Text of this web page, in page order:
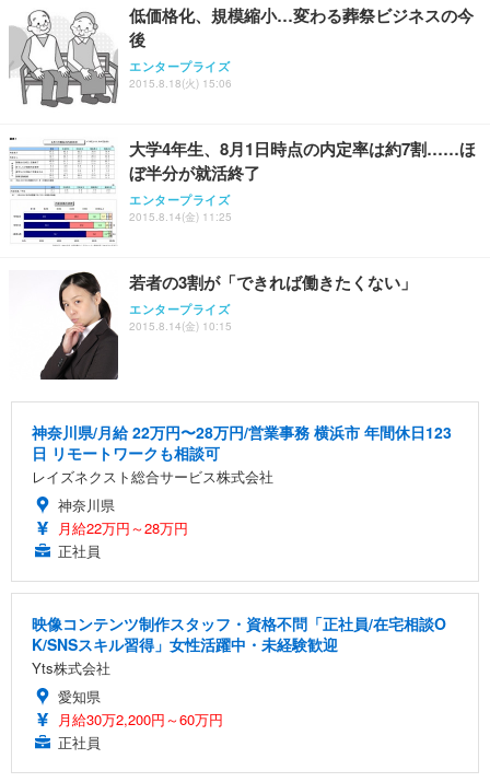
低価格化、規模縮小…変わる葬祭ビジネスの今
後
エンタープライズ
2015.8.18(火) 15:06
大学4年生、8月1日時点の内定率は約7割……ほ
ぼ半分が就活終了
エンタープライズ
2015.8.14(金) 11:25
若者の3割が「できれば働きたくない」
エンタープライズ
2015.8.14(金) 10:15
神奈川県/月給 22万円〜28万円/営業事務 横浜市 年間休日123
日 リモートワークも相談可
レイズネクスト総合サービス株式会社
神奈川県
月給22万円～28万円
正社員
映像コンテンツ制作スタッフ・資格不問「正社員/在宅相談O
K/SNSスキル習得」女性活躍中・未経験歓迎
Yts株式会社
愛知県
月給30万2,200円～60万円
正社員